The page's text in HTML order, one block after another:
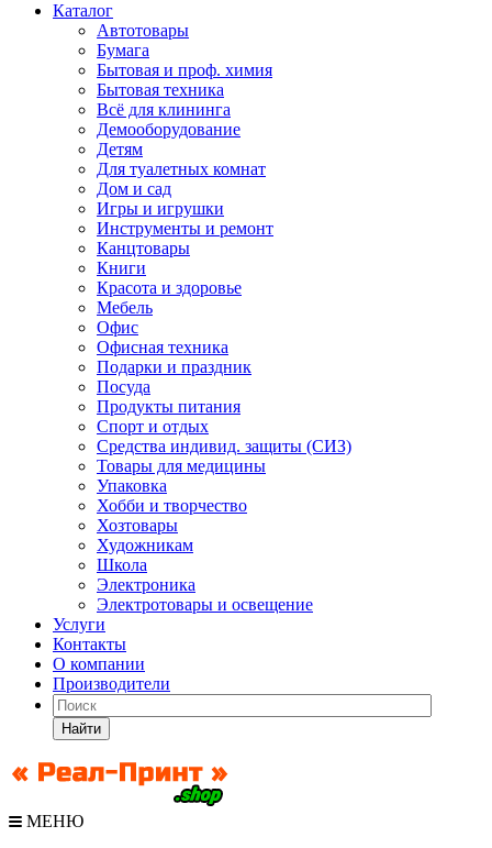
Каталог
Автотовары
Бумага
Бытовая и проф. химия
Бытовая техника
Всё для клининга
Демооборудование
Детям
Для туалетных комнат
Дом и сад
Игры и игрушки
Инструменты и ремонт
Канцтовары
Книги
Красота и здоровье
Мебель
Офис
Офисная техника
Подарки и праздник
Посуда
Продукты питания
Спорт и отдых
Средства индивид. защиты (СИЗ)
Товары для медицины
Упаковка
Хобби и творчество
Хозтовары
Художникам
Школа
Электроника
Электротовары и освещение
Услуги
Контакты
О компании
Производители
Найти
МЕНЮ